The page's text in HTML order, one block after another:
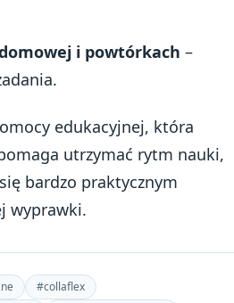
i powtórkach –
edukacyjnej, która
utrzymać rytm nauki,
bardzo praktycznym
wyprawki.
#collaflex